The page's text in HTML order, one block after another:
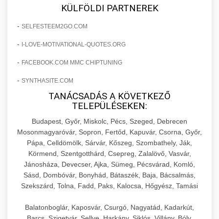
elkötelezettség erősítési módszerek
költségvetését gépi tanulással és
automatizálással.
aikampany.hu AI hirdetési automatizálás
🍞 20. Ipari Dagasztógép
Professzionális ipari dagasztógépek és
konyhák számára. Masszív konstrukció
megbízható teljesítményhez.
kereskedelmi tésztakeverő
🔪 21. Ipari Szeletelőgép
Ipari hús- és sajtszeletelő gépek professzionális
élelmiszer-előkészítéshez. Precíziós vágás
állítható vastagság beállítással.
professzionális élelmiszer szeletelő
📦 22. Vákuumozó Gép
Kereskedelmi vákuumcsomagoló berendezések
élelmiszerek tartósításához. Hosszabbítsa a
szavatossági időt és tartsa meg a termék
frissességét.
chef-iparikonyhagepek.hu
vákuum lezáró berendezés
🎁 23. Vákuumfóliázó Gép +
Ipari vákuumfóliázó gépek professzionális
élelmiszer-csomagolási műveletekhez.
Hatékony lezárási és tartósítási megoldások.
kereskedelmi csomagoló gép
🔥 24. Ipari Sütő és Gőzpároló +
Kereskedelmi légkeveréses sütők és gőzpárolók
kapacitású sütő- és főzőberendezés precíz
❄️ 25. Ipari Hűtőszekrény +
KÜLFÖLDI PARTNEREK
- SELFESTEEM2GO.COM
- I-LOVE-MOTIVATIONAL-QUOTES.ORG
- FACEBOOK.COM MMC CHIPTUNING
- SYNTHASITE.COM
TANÁCSADÁS A KÖVETKEZŐ
TELEPÜLÉSEKEN:
Budapest, Győr, Miskolc, Pécs, Szeged, Debrecen
Mosonmagyaróvár, Sopron, Fertőd, Kapuvár, Csorna, Győr,
Pápa, Celldömölk, Sárvár, Kőszeg, Szombathely, Ják,
Körmend, Szentgotthárd, Csepreg, Zalalövő, Vasvár,
Jánosháza, Devecser, Ajka, Sümeg, Pécsvárad, Komló,
Sásd, Dombóvár, Bonyhád, Bátaszék, Baja, Bácsalmás,
Szekszárd, Tolna, Fadd, Paks, Kalocsa, Hőgyész, Tamási
Balatonboglár, Kaposvár, Csurgó, Nagyatád, Kadarkút,